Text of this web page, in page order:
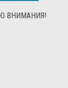
ВНИМАНИЯ!